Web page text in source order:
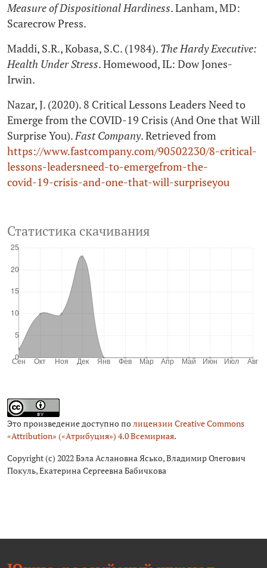
Это произведение доступно полицензии Creative Commons
«Attribution» («Атрибуция») 4.0 Всемирная.
Copyright (c) 2022 Бэла Аслановна Ясько, Владимир Олегович
Покуль, Екатерина Сергеевна Бабичкова
Measure of Dispositional Hardiness. Lanham, MD:
Scarecrow Press.
Maddi, S.R., Kobasa, S.C. (1984). The Hardy Executive:
Health Under Stress. Homewood, IL: Dow Jones-
Irwin.
Nazar, J. (2020). 8 Critical Lessons Leaders Need to
Emerge from the COVID‑19 Crisis (And One that Will
Surprise You).Fast Company. Retrieved from
https://www.fastcompany.com/90502230/8‑critical-
lessons-leadersneed-to-emergefrom-the-
covid‑19‑crisis-and-one-that-will-surpriseyou
Статистика скачивания